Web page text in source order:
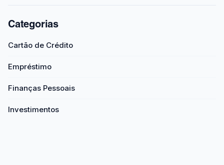
Categorias
Cartão de Crédito
Empréstimo
Finanças Pessoais
Investimentos